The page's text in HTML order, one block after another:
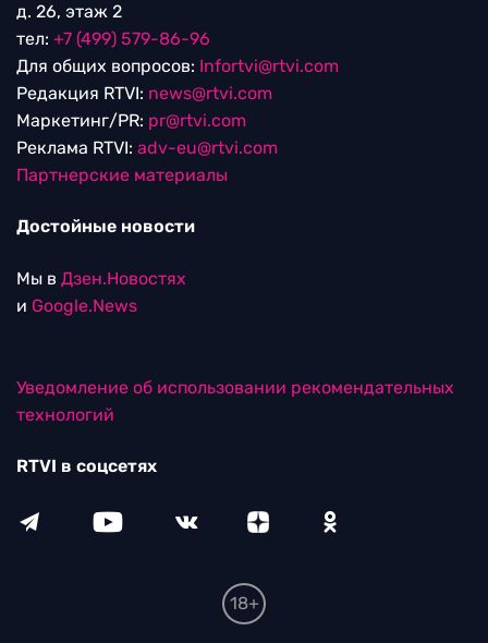
д. 26, этаж 2
тел: +7 (499) 579-86-96
Для общих вопросов: Infortvi@rtvi.com
Редакция RTVI: news@rtvi.com
Маркетинг/PR: pr@rtvi.com
Реклама RTVI: adv-eu@rtvi.com
Партнерские материалы
Достойные новости
Мы в Дзен.Новостях
и Google.News
Уведомление об использовании рекомендательных
технологий
RTVI в соцсетях
18+